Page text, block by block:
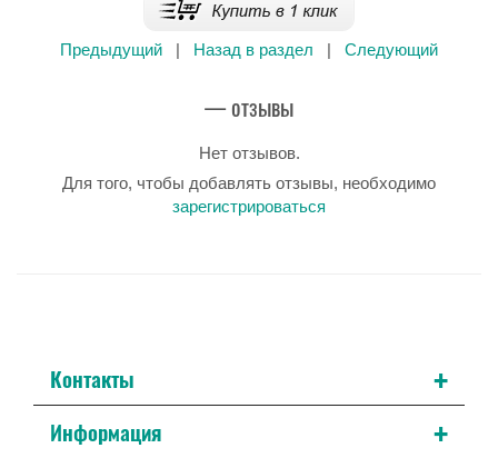
Предыдущий | Назад в раздел | Следующий
— отзывы
Нет отзывов.
Для того, чтобы добавлять отзывы, необходимо
зарегистрироваться
Контакты +
Информация +